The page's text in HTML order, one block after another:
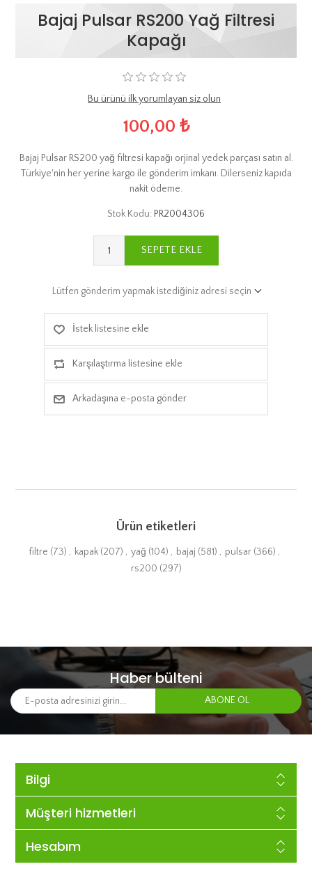
Bajaj Pulsar RS200 Yağ Filtresi
Kapağı
Bu ürünü ilk yorumlayan siz olun
100,00 ₺
Bajaj Pulsar RS200 yağ filtresi kapağı orjinal yedek parçası satın al.
Türkiye'nin her yerine kargo ile gönderim imkanı. Dilerseniz kapıda
nakit ödeme.
Stok Kodu: PR2004306
SEPETE EKLE
Lütfen gönderim yapmak istediğiniz adresi seçin
İstek listesine ekle
Karşılaştırma listesine ekle
Arkadaşına e-posta gönder
Ürün etiketleri
filtre (73) , kapak (207) , yağ (104) , bajaj (581) , pulsar (366) ,
rs200 (297)
Haber bülteni
Bilgi
Müşteri hizmetleri
Hesabım